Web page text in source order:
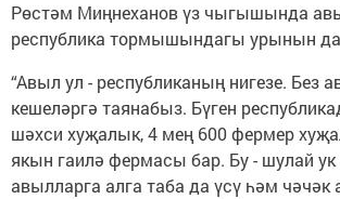
Рөстәм Миңнеханов үз чыгышында
республика тормышындагы урынын да
“Авыл ул - республиканың нигезе. Без
кешеләргә таянабыз. Бүген
шәхси хуҗалык, 4 мең 600 фермер
якын гаилә фермасы бар. Бу - шулай ук
авылларга алга таба да үсү һәм чәчәк